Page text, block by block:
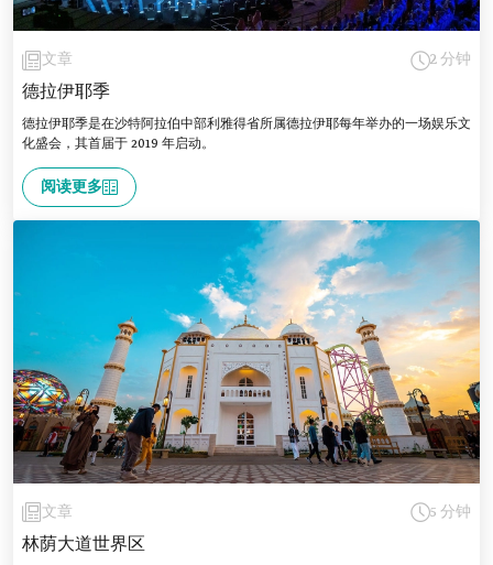
文章 2 分钟
德拉伊耶季
德拉伊耶季是在沙特阿拉伯中部利雅得省所属德拉伊耶每年举办的一场娱乐文
化盛会，其首届于 2019 年启动。
阅读更多
文章 5 分钟
林荫大道世界区